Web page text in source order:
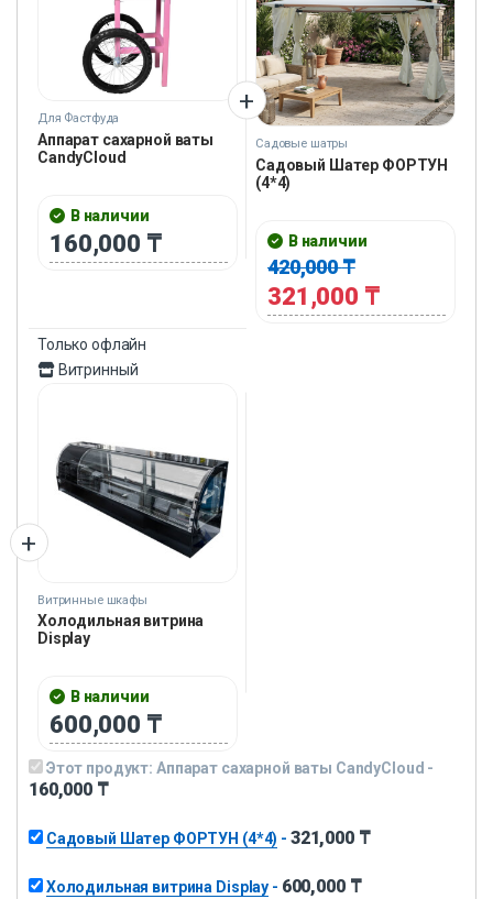
Для Фастфуда
Аппарат сахарной ваты
CandyCloud
В наличии
160,000 ₸
Садовые шатры
Садовый Шатер ФОРТУН
(4*4)
В наличии
420,000₸
321,000 ₸
Только офлайн
Витринный
Витринные шкафы
Холодильная витрина
Display
В наличии
600,000 ₸
Этот продукт: Аппарат сахарной ваты CandyCloud -
160,000 ₸
Садовый Шатер ФОРТУН (4*4) - 321,000 ₸
Холодильная витрина Display - 600,000 ₸